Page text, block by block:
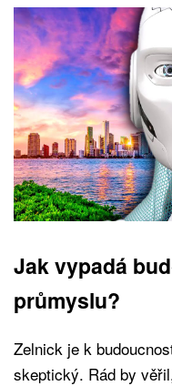
Jak vypadá
průmyslu?
Zelnick je k
skeptický. Rád by